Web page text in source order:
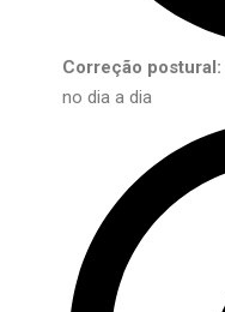
Correção postural:
no dia a dia